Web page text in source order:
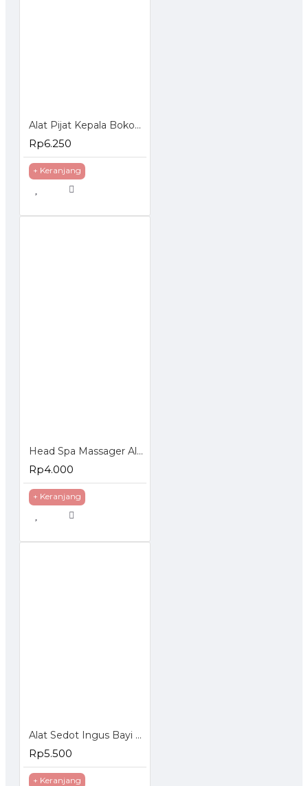
Alat Pijat Kepala Bokoma Head Massager
Rp6.250
+ Keranjang
Head Spa Massager Alat Pijat Kepala Plastik
Rp4.000
+ Keranjang
Alat Sedot Ingus Bayi Baby Nasal Aspirator
Rp5.500
+ Keranjang